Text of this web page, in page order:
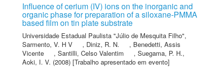
Influence of cerium (IV) ions on the inorganic and
organic phase for preparation of a siloxane-PMMA
based film on tin plate substrate
Universidade Estadual Paulista "Júlio de Mesquita Filho",
Sarmento, V. H V
, Diniz, R. N. , Benedetti, Assis
Vicente
, Santilli, Celso Valentim , Suegama, P. H.,
Aoki, I. V. (2008) [Trabalho apresentado em evento]